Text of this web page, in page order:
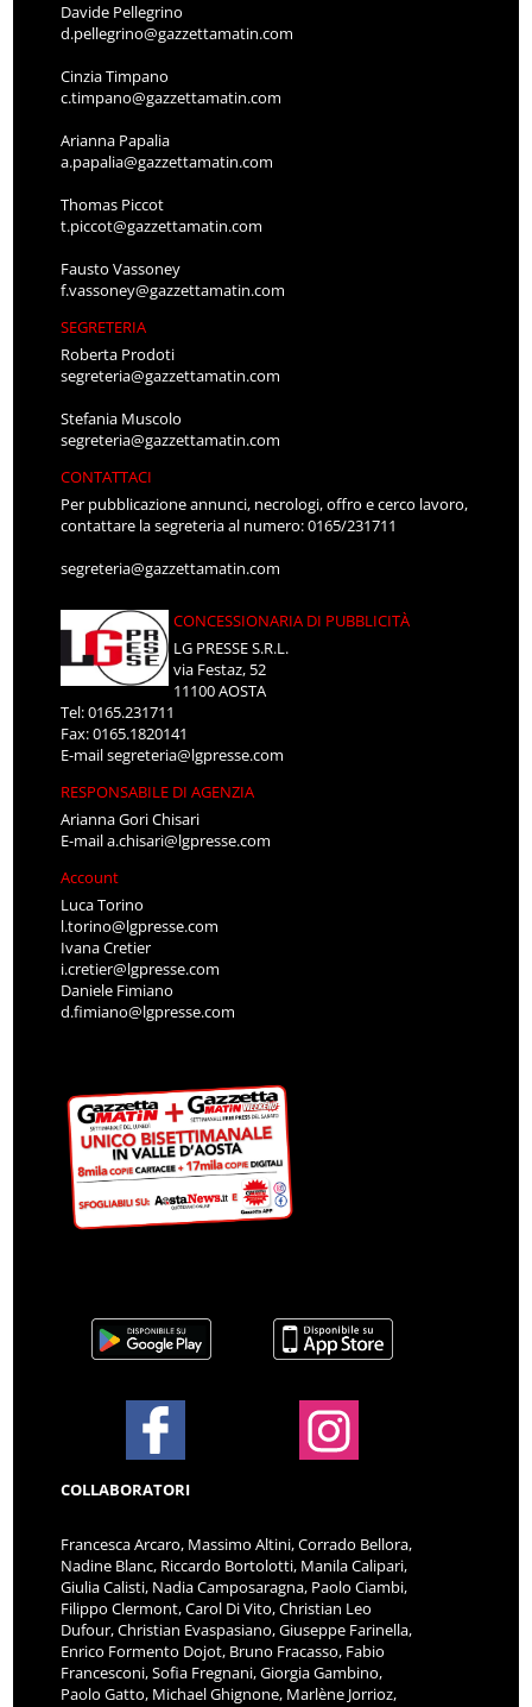
Davide Pellegrino
d.pellegrino@gazzettamatin.com
Cinzia Timpano
c.timpano@gazzettamatin.com
Arianna Papalia
a.papalia@gazzettamatin.com
Thomas Piccot
t.piccot@gazzettamatin.com
Fausto Vassoney
f.vassoney@gazzettamatin.com
SEGRETERIA
Roberta Prodoti
segreteria@gazzettamatin.com
Stefania Muscolo
segreteria@gazzettamatin.com
CONTATTACI
Per pubblicazione annunci, necrologi, offro e cerco lavoro,
contattare la segreteria al numero: 0165/231711
segreteria@gazzettamatin.com
CONCESSIONARIA DI PUBBLICITÀ
LG PRESSE S.R.L.
via Festaz, 52
11100 AOSTA
Tel: 0165.231711
Fax: 0165.1820141
E-mailsegreteria@lgpresse.com
RESPONSABILE DI AGENZIA
Arianna Gori Chisari
E-maila.chisari@lgpresse.com
Account
Luca Torino
l.torino@lgpresse.com
Ivana Cretier
i.cretier@lgpresse.com
Daniele Fimiano
d.fimiano@lgpresse.com
COLLABORATORI
Francesca Arcaro, Massimo Altini, Corrado Bellora,
Nadine Blanc, Riccardo Bortolotti, Manila Calipari,
Giulia Calisti, Nadia Camposaragna, Paolo Ciambi,
Filippo Clermont, Carol Di Vito, Christian Leo
Dufour, Christian Evaspasiano, Giuseppe Farinella,
Enrico Formento Dojot, Bruno Fracasso, Fabio
Francesconi, Sofia Fregnani, Giorgia Gambino,
Paolo Gatto, Michael Ghignone, Marlène Jorrioz,